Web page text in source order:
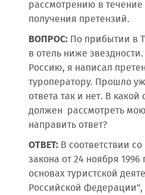
рассмотрению в течение
получения претензий.
ВОПРОС: По прибытии в
в отель ниже
Россию, я написал
туроператору. Прошло
ответа так и нет. В
должен рассмотреть
направить ответ?
ОТВЕТ: В соответствии
закона от 24 ноября 1996
основах туристской
Российской